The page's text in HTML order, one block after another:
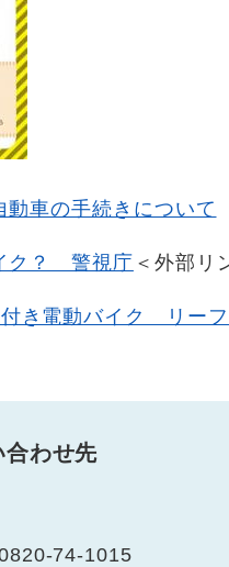
動車の手続きについて
ク？ 警視庁 ＜外部リ
き電動バイク リー
合わせ先
74-1015